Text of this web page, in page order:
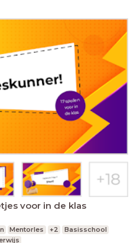
voor in de klas
Mentorles +2
Basisschool